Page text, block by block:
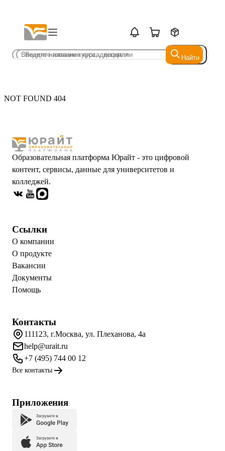
Найти
Найти
NOT FOUND 404
Образовательная платформа Юрайт - это цифровой
контент, сервисы, данные для университетов и
колледжей.
Ссылки
О компании
О продукте
Вакансии
Документы
Помощь
Контакты
111123, г.Москва, ул. Плеханова, 4а
help@urait.ru
+7 (495) 744 00 12
Все контакты
Приложения